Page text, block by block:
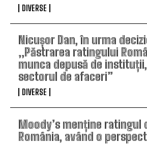
DIVERSE
Nicușor Dan, în urma
„Păstrarea ratingului
munca depusă de
sectorul de afaceri”
DIVERSE
Moody’s menține ratingul
România, având o